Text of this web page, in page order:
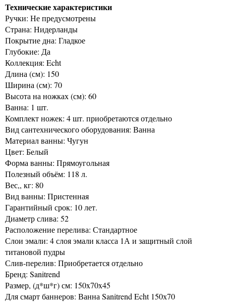
Технические характеристики
Ручки: Не предусмотрены
Страна: Нидерланды
Покрытие дна: Гладкое
Глубокие: Да
Коллекция: Echt
Длина (см): 150
Ширина (см): 70
Высота на ножках (см): 60
Ванна: 1 шт.
Комплект ножек: 4 шт. приобретаются отдельно
Вид сантехнического оборудования: Ванна
Материал ванны: Чугун
Цвет: Белый
Форма ванны: Прямоугольная
Полезный объём: 118 л.
Вес,, кг: 80
Вид ванны: Пристенная
Гарантийный срок: 10 лет.
Диаметр слива: 52
Расположение перелива: Стандартное
Слои эмали: 4 слоя эмали класса 1А и защитный слой
титановой пудры
Слив-перелив: Приобретается отдельно
Бренд: Sanitrend
Размер, (д*ш*г) см: 150x70x45
Для смарт баннеров: Ванна Sanitrend Echt 150х70